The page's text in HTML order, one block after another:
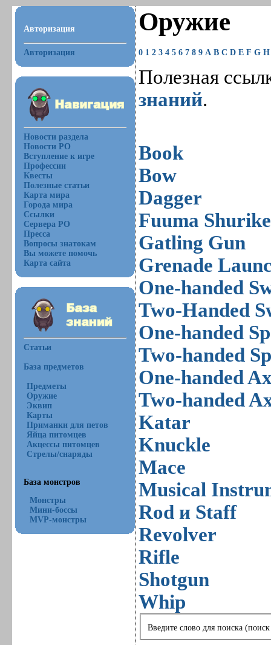
Авторизация
Авторизация
Новости раздела
Новости РО
Вступление к игре
Профессии
Квесты
Полезные статьи
Карта мира
Города мира
Ссылки
Сервера РО
Пресса
Вопросы знатокам
Вы можете помочь
Карта сайта
Статьи
База предметов
Предметы
Оружие
Эквип
Карты
Приманки для петов
Яйца питомцев
Акцессы питомцев
Стрелы/снаряды
База монстров
Монстры
Мини-боссы
MVP-монстры
Оружие
0 1 2 3 4 5 6 7 8 9 A B C D E F G H
Полезная
знаний.
Book
Bow
Dagger
Fuuma
Gatling Gun
Grenade
One-handed
Two-Handed
One-handed
Two-handed
One-handed
Two-handed
Katar
Knuckle
Mace
Musical
Rod и Staff
Revolver
Rifle
Shotgun
Whip
Введите слово для поиска